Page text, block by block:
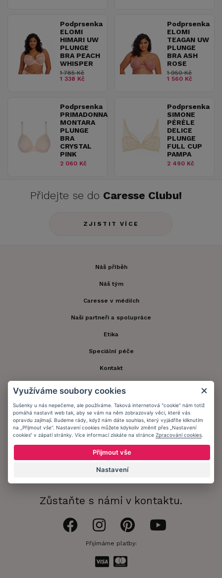
Podprsenka
ELOMI
HIMARI UW
PLUNGE
BRA PEACH
WHISPER
1 785 Kč
1 338 Kč
Podprsenka
ELOMI
TEAGAN UW
PLUNGE
BRA ASH
ROSE
1 950 Kč
1 560 Kč
Podprsenka
PRIMADONNA
MONTARA
PLUNGE
BRA
CRYSTAL
PINK
2 060 Kč
Podprsenka
SIMONE
PÉRÈLE
DELICE
PLUNGE
FULL CUP
PAMPA
2 490 Kč
Přidejte se do Caresse Clubu!
ZJISTIT VÍCE
Náš příběh
Náš tým
Caresse v médiích
Naši partneři a spolupráce
Etika
Speciální péče
Kontakt
Doprava a platba
Obchodní podmínky
Ochrana osobních údajů
Informační memorandum
Zůstaňte s námi v kontaktu.
Přijímáme platby:
Využíváme soubory cookies
Sušenky u nás nepečeme, ale používáme. Taková internetová "cookie" nám totiž
pomáhá nastavit web tak, aby se vám na něm zobrazovaly věci, které vás
opravdu zajímají. Budeme rády, když nám dáte souhlas, který vyjádříte kliknutím
na „Přijmout vše“. Nastavení cookies můžete kdykoliv změnit přes „Nastavení
cookies“ v zápatí stránky. Více informací získáte na stránce Zpracování cookies
Přijmout vše
Nastavení